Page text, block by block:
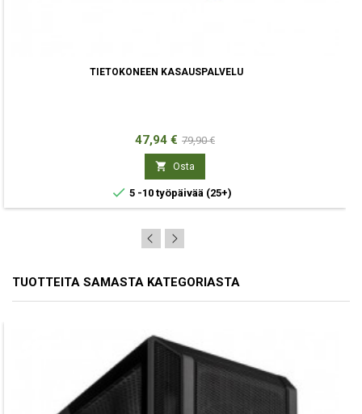
TIETOKONEEN KASAUSPALVELU
Hinta
47,94 € Normaali
hinta
79,90 €
 Osta
 5 -10 työpäivää (25+)
TUOTTEITA SAMASTA KATEGORIASTA